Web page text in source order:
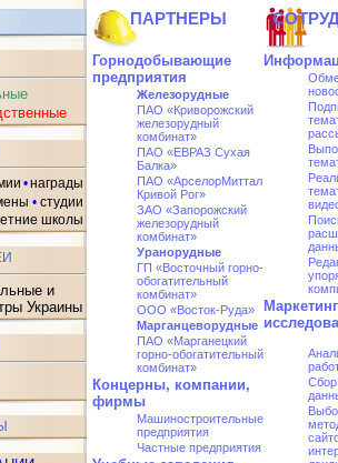
•награды
• студии
школы
и
Украины
ПАРТНЕРЫ
Горнодобывающие
предприятия
Железорудные
ПАО «Криворожский
железорудный
комбинат»
ПАО «ЕВРАЗ Сухая
Балка»
ПАО «АрселорMиттал
Кривой Рог»
ЗАО «Запорожский
железорудный
комбинат»
Уранорудные
ГП «Восточный горно-
обогатительный
комбинат»
ООО «Восток-Руда»
Марганцеворудные
ПАО «Марганецкий
горно-обогатительный
комбинат»
Концерны, компании,
фирмы
Машиностроительные
предприятия
Частные предприятия
Сбор